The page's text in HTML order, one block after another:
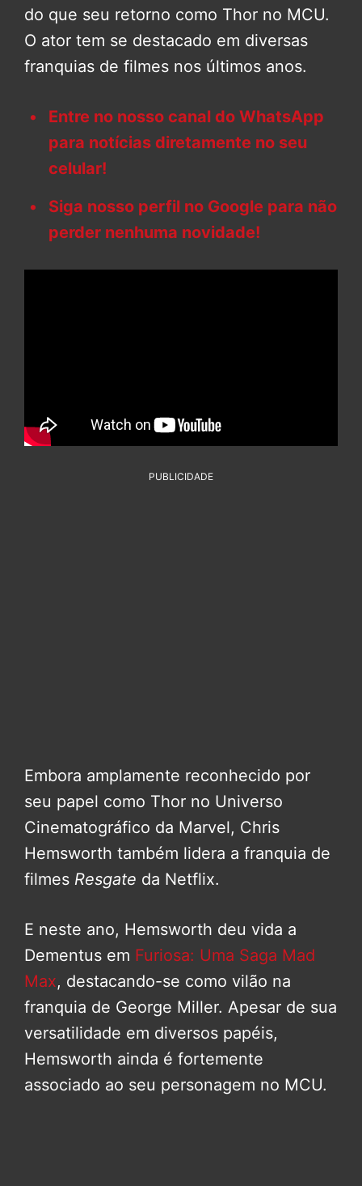
do que seu retorno como Thor no MCU.
O ator tem se destacado em diversas
franquias de filmes nos últimos anos.
Entre no nosso canal do WhatsApp
para notícias diretamente no seu
celular!
Siga nosso perfil no Google para não
perder nenhuma novidade!
PUBLICIDADE
Embora amplamente reconhecido por
seu papel como Thor no Universo
Cinematográfico da Marvel, Chris
Hemsworth também lidera a franquia de
filmes Resgate da Netflix.
E neste ano, Hemsworth deu vida a
Dementus em Furiosa: Uma Saga Mad
Max, destacando-se como vilão na
franquia de George Miller. Apesar de sua
versatilidade em diversos papéis,
Hemsworth ainda é fortemente
associado ao seu personagem no MCU.